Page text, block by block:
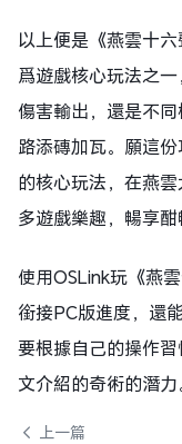
以上便是《燕雲十
爲遊戲核心玩法之
傷害輸出，還是不
路添磚加瓦。願這
的核心玩法，在燕
多遊戲樂趣，暢享酣
使用OSLink玩《燕
銜接PC版進度，還
要根據自己的操作
文介紹的奇術的潛力
上一篇